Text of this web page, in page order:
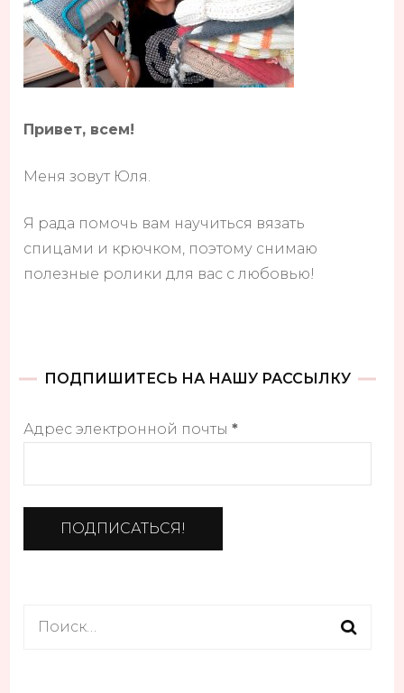
Привет, всем!
Меня зовут Юля.
Я рада помочь вам научиться вязать
спицами и крючком, поэтому снимаю
полезные ролики для вас с любовью!
ПОДПИШИТЕСЬ НА НАШУ РАССЫЛКУ
Адрес электронной почты*
Найти: